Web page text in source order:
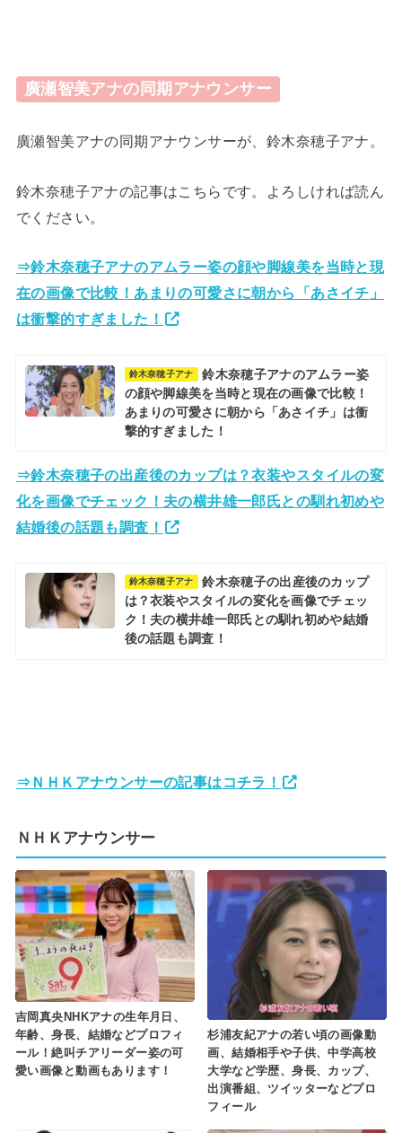
廣瀬智美アナの同期アナウンサー
廣瀬智美アナの同期アナウンサーが、鈴木奈穂子アナ。
鈴木奈穂子アナの記事はこちらです。よろしければ読ん
でください。
⇒鈴木奈穂子アナのアムラー姿の顔や脚線美を当時と現
在の画像で比較！あまりの可愛さに朝から「あさイチ」
は衝撃的すぎました！
鈴木奈穂子アナ
鈴木奈穂子アナのアムラー姿
の顔や脚線美を当時と現在の画像で比較！
あまりの可愛さに朝から「あさイチ」は衝
撃的すぎました！
⇒鈴木奈穂子の出産後のカップは？衣装やスタイルの変
化を画像でチェック！夫の横井雄一郎氏との馴れ初めや
結婚後の話題も調査！
鈴木奈穂子アナ
鈴木奈穂子の出産後のカップ
は？衣装やスタイルの変化を画像でチェッ
ク！夫の横井雄一郎氏との馴れ初めや結婚
後の話題も調査！
⇒ＮＨＫアナウンサーの記事はコチラ！
ＮＨＫアナウンサー
吉岡真央NHKアナの生年月日、
年齢、身長、結婚などプロフィ
ール！絶叫チアリーダー姿の可
愛い画像と動画もあります！
杉浦友紀アナの若い頃の画像動
画、結婚相手や子供、中学高校
大学など学歴、身長、カップ、
出演番組、ツイッターなどプロ
フィール